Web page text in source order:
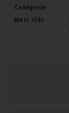
Catégorie
Mots clés